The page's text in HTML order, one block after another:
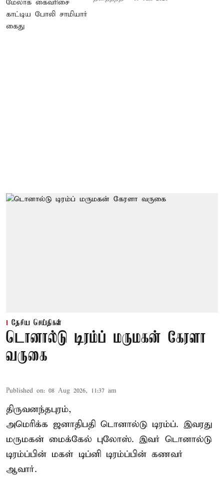
தேசிய செய்திகள்
டொனால்டு டிரம்ப் மருமகன் கேரளா
வருகை
Published on: 08 Aug 2026, 11:37 am
திருவனந்தபுரம்,
அமெரிக்க ஜனாதிபதி டொனால்டு டிரம்ப். இவரது
மருமகன் மைக்கேல் புலோஸ். இவர் டொனால்டு
டிரம்ப்பின் மகள் டிப்னி டிரம்ப்பின் கணவர்
ஆவார்.